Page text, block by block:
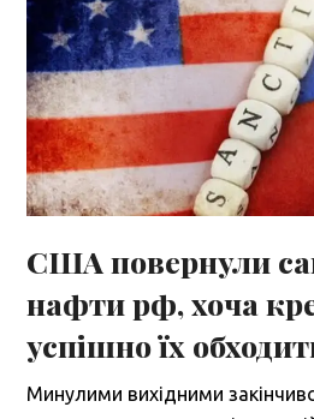
США повернули
нафти рф, хоча
успішно їх
Минулими вихідними